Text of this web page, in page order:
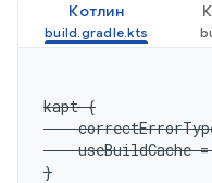
Котлин
kapt {
useBuildCache =
}